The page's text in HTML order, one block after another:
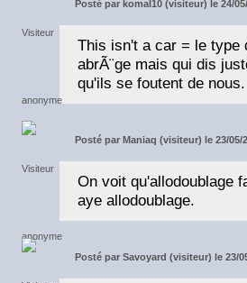
Posté par komal10 (visiteur) le 24/
This isn't a car = le type
abrÃ¨ge mais qui dis
qu'ils se foutent de nous.
Posté par Maniaq (visiteur) le 23/05/
On voit qu'allodoublage
aye allodoublage.
Posté par Savoyard (visiteur) le 23/